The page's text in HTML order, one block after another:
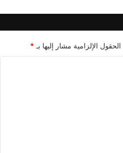
الحقول الإلزامية مشار إليها بـ *